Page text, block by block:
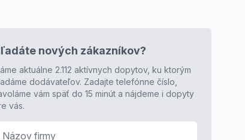
nových zákazníkov?
aktuálne 2.112 aktívnych dopytov, ku ktorým
dodávateľov. Zadajte telefónne číslo,
vám späť do 15 minút a nájdeme i dopyty
vás.